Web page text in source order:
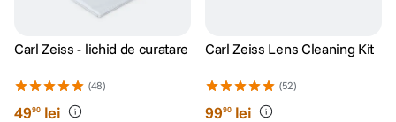
Carl Zeiss - lichid de curatare
(48)
4990 lei
Carl Zeiss Lens Cleaning Kit
(52)
9990 lei